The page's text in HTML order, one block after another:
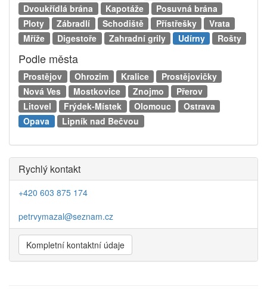
Dvoukřídlá brána
Kapotáže
Posuvná brána
Ploty
Zábradlí Schodiště Přístřešky
Vrata
Mříže
Digestoře Zahradní grily Udírny Rošty
Podle města
Prostějov Ohrozim Kralice
Prostějovičky
Nová Ves
Mostkovice Znojmo
Přerov
Litovel
Frýdek-Místek Olomouc
Ostrava
Opava
Lipník nad Bečvou
Rychlý kontakt
+420 603 875 174
petrvymazal@seznam.cz
Kompletní kontaktní údaje